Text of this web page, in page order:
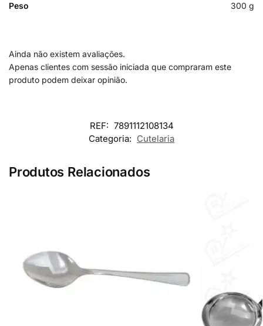
Peso 300 g
Ainda não existem avaliações.
Apenas clientes com sessão iniciada que compraram este
produto podem deixar opinião.
REF: 7891112108134
Categoria: Cutelaria
Produtos Relacionados